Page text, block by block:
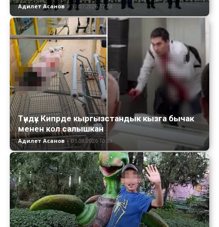
Адилет Асанов - 31.07.2026 17:28
Түндүк Кипрде кыргызстандык кызга бычак
менен кол салышкан
Адилет Асанов - 05.08.2026 10:09